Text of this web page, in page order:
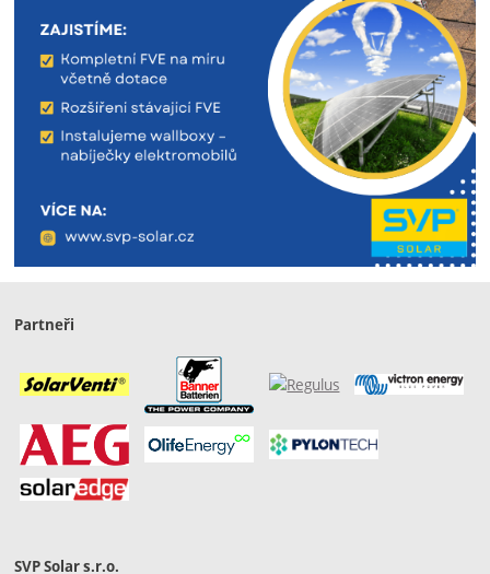
Partneři
SVP Solar s.r.o.